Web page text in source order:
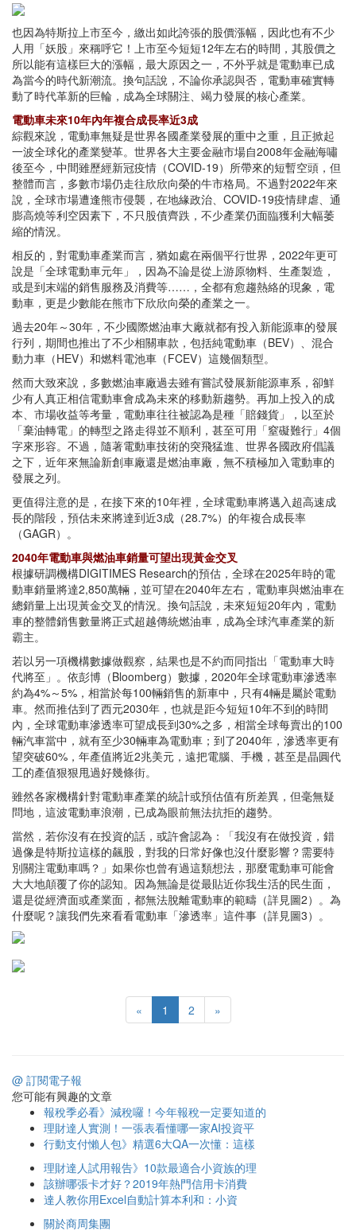
也因為特斯拉上市至今，繳出如此誇張的股價漲幅，因此也有不少
人用「妖股」來稱呼它！上市至今短短12年左右的時間，其股價之
所以能有這樣巨大的漲幅，最大原因之一，不外乎就是電動車已成
為當今的時代新潮流。換句話說，不論你承認與否，電動車確實轉
動了時代革新的巨輪，成為全球關注、竭力發展的核心產業。
電動車未來10年內年複合成長率近3成
綜觀來說，電動車無疑是世界各國產業發展的重中之重，且正掀起
一波全球化的產業變革。世界各大主要金融市場自2008年金融海嘯
後至今，中間雖歷經新冠疫情（COVID-19）所帶來的短暫空頭，但
整體而言，多數市場仍走往欣欣向榮的牛市格局。不過對2022年來
說，全球市場遭逢熊市侵襲，在地緣政治、COVID-19疫情肆虐、通
膨高燒等利空因素下，不只股債齊跌，不少產業仍面臨獲利大幅萎
縮的情況。
相反的，對電動車產業而言，猶如處在兩個平行世界，2022年更可
說是「全球電動車元年」，因為不論是從上游原物料、生產製造，
或是到末端的銷售服務及消費等……，全都有愈趨熱絡的現象，電
動車，更是少數能在熊市下欣欣向榮的產業之一。
過去20年～30年，不少國際燃油車大廠就都有投入新能源車的發展
行列，期間也推出了不少相關車款，包括純電動車（BEV）、混合
動力車（HEV）和燃料電池車（FCEV）這幾個類型。
然而大致來說，多數燃油車廠過去雖有嘗試發展新能源車系，卻鮮
少有人真正相信電動車會成為未來的移動新趨勢。再加上投入的成
本、市場收益等考量，電動車往往被認為是種「賠錢貨」，以至於
「棄油轉電」的轉型之路走得並不順利，甚至可用「窒礙難行」4個
字來形容。不過，隨著電動車技術的突飛猛進、世界各國政府倡議
之下，近年來無論新創車廠還是燃油車廠，無不積極加入電動車的
發展之列。
更值得注意的是，在接下來的10年裡，全球電動車將邁入超高速成
長的階段，預估未來將達到近3成（28.7%）的年複合成長率
（GAGR）。
2040年電動車與燃油車銷量可望出現黃金交叉
根據研調機構DIGITIMES Research的預估，全球在2025年時的電
動車銷量將達2,850萬輛，並可望在2040年左右，電動車與燃油車在
總銷量上出現黃金交叉的情況。換句話說，未來短短20年內，電動
車的整體銷售數量將正式超越傳統燃油車，成為全球汽車產業的新
霸主。
若以另一項機構數據做觀察，結果也是不約而同指出「電動車大時
代將至」。依彭博（Bloomberg）數據，2020年全球電動車滲透率
約為4%～5%，相當於每100輛銷售的新車中，只有4輛是屬於電動
車。然而推估到了西元2030年，也就是距今短短10年不到的時間
內，全球電動車滲透率可望成長到30%之多，相當全球每賣出的100
輛汽車當中，就有至少30輛車為電動車；到了2040年，滲透率更有
望突破60%，年產值將近2兆美元，遠把電腦、手機，甚至是晶圓代
工的產值狠狠甩過好幾條街。
雖然各家機構針對電動車產業的統計或預估值有所差異，但毫無疑
問地，這波電動車浪潮，已成為眼前無法抗拒的趨勢。
當然，若你沒有在投資的話，或許會認為：「我沒有在做投資，錯
過像是特斯拉這樣的飆股，對我的日常好像也沒什麼影響？需要特
別關注電動車嗎？」如果你也曾有過這類想法，那麼電動車可能會
大大地顛覆了你的認知。因為無論是從最貼近你我生活的民生面，
還是從經濟面或產業面，都無法脫離電動車的範疇（詳見圖2）。為
什麼呢？讓我們先來看看電動車「滲透率」這件事（詳見圖3）。
« 1 2 »
@ 訂閱電子報
您可能有興趣的文章
報稅季必看》減稅囉！今年報稅一定要知道的
理財達人實測！一張表看懂哪一家AI投資平
行動支付懶人包》精選6大QA一次懂：這樣
理財達人試用報告》10款最適合小資族的理
該辦哪張卡才好？2019年熱門信用卡消費
達人教你用Excel自動計算本利和：小資
關於商周集團